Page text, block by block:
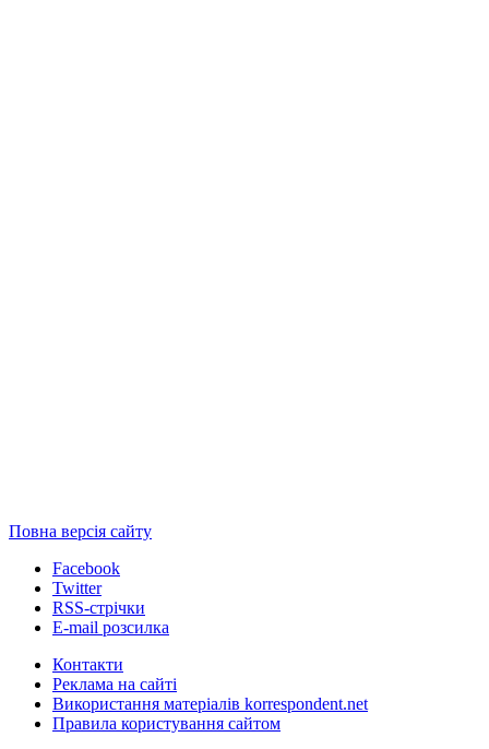
Повна версія сайту
Facebook
Twitter
RSS-стрічки
E-mail розсилка
Контакти
Реклама на сайті
Використання матеріалів korrespondent.net
Правила користування сайтом